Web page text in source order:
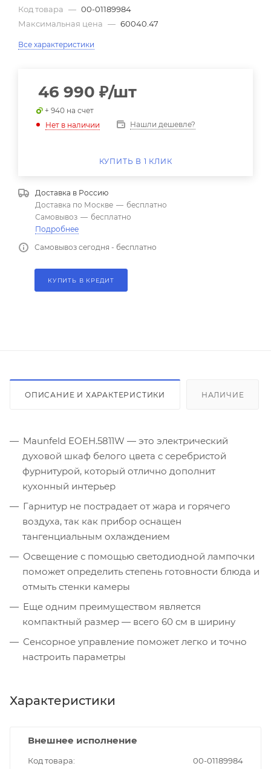
Код товара — 00-01189984
Максимальная цена — 60040.47
Все характеристики
46 990 ₽/шт
+ 940 на счет
Нет в наличии
Нашли дешевле?
КУПИТЬ В 1 КЛИК
Доставка в Россию
Доставка по Москве — бесплатно
Самовывоз — бесплатно
Подробнее
Самовывоз сегодня - бесплатно
КУПИТЬ В КРЕДИТ
ОПИСАНИЕ И ХАРАКТЕРИСТИКИ НАЛИЧИЕ
Maunfeld EOEH.5811W — это электрический
духовой шкаф белого цвета с серебристой
фурнитурой, который отлично дополнит
кухонный интерьер
Гарнитур не пострадает от жара и горячего
воздуха, так как прибор оснащен
тангенциальным охлаждением
Освещение с помощью светодиодной лампочки
поможет определить степень готовности блюда и
отмыть стенки камеры
Еще одним преимуществом является
компактный размер — всего 60 см в ширину
Сенсорное управление поможет легко и точно
настроить параметры
Характеристики
Внешнее исполнение
Код товара 00-01189984